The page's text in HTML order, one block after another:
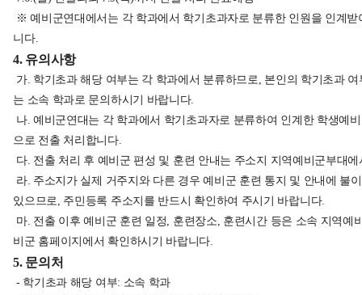
※ 예비군연대에서는 각 학과에서 학기초과자로 분류한 인원을 인계받
니다.
4. 유의사항
가. 학기초과 해당 여부는 각 학과에서 분류하므로, 본인의 학기초과
는 소속 학과로 문의하시기 바랍니다.
나. 예비군연대는 각 학과에서 학기초과자로 분류하여 인계한 학생예
으로 전출 처리합니다.
다. 전출 처리 후 예비군 편성 및 훈련 안내는 주소지 지역예비군부대
라. 주소지가 실제 거주지와 다른 경우 예비군 훈련 통지 및 안내에 불
있으므로, 주민등록 주소지를 반드시 확인하여 주시기 바랍니다.
마. 전출 이후 예비군 훈련 일정, 훈련장소, 훈련시간 등은 소속 지역예
비군 홈페이지에서 확인하시기 바랍니다.
5. 문의처
- 학기초과 해당 여부: 소속 학과